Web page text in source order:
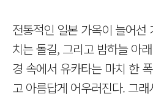
전통적인 일본 가옥이 늘어선
치는 돌길, 그리고 밤하늘 아
경 속에서 유카타는 마치 한
고 아름답게 어우러진다. 그